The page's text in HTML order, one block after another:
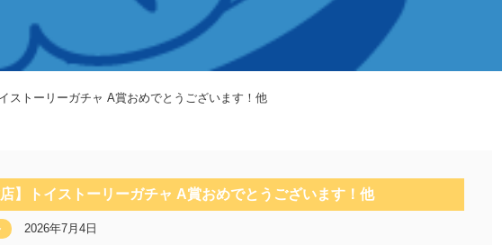
イストーリーガチャ A賞おめでとうございます！他
店】トイストーリーガチャ A賞おめでとうございます！他
2026年7月4日